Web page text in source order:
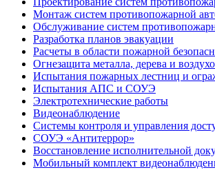
Монтаж систем противопожарной
Обслуживание систем
Разработка планов эвакуации
Расчеты в области пожарной
Огнезащита металла, дерева и
Испытания пожарных лестниц и
Испытания АПС и СОУЭ
Электротехнические работы
Видеонаблюдение
Системы контроля и управления
СОУЭ «Антитеррор»
Восстановление исполнительной
Мобильный комплект